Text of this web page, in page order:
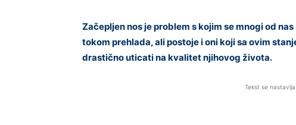
Začepljen nos je problem s kojim se mnogi od
tokom prehlada, ali postoje i oni koji sa ovim
drastično uticati na kvalitet njihovog života.
Tekst se